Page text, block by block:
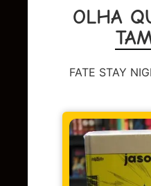
OLHA
FATE STAY